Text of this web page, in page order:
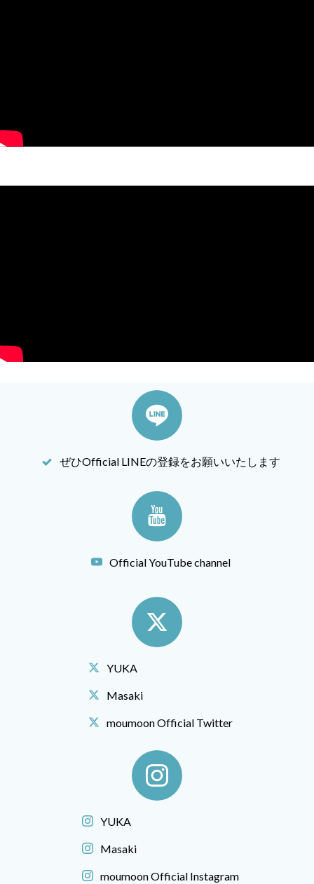
ぜひOfficial LINEの登録をお願いいたします
Official YouTube channel
YUKA
Masaki
moumoon Official Twitter
YUKA
Masaki
moumoon Official Instagram